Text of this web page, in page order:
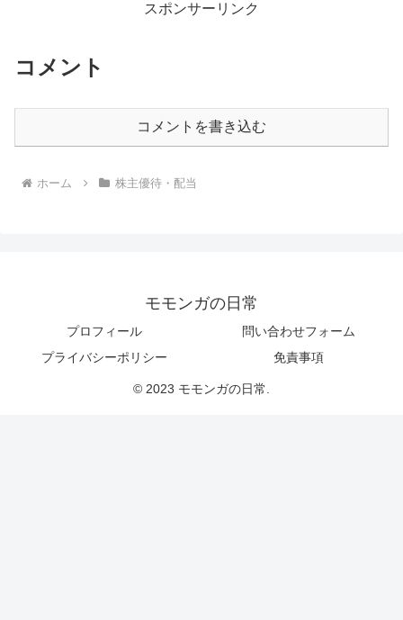
スポンサーリンク
コメント
コメントを書き込む
ホーム 株主優待・配当
モモンガの日常
プロフィール
問い合わせフォーム
プライバシーポリシー
免責事項
© 2023 モモンガの日常.